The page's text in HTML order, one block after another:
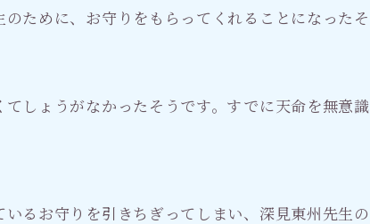
ために、お守りをもらってくれることになったそ
しょうがなかったそうです。すでに天命を無意識
るお守りを引きちぎってしまい、深見東州先生の